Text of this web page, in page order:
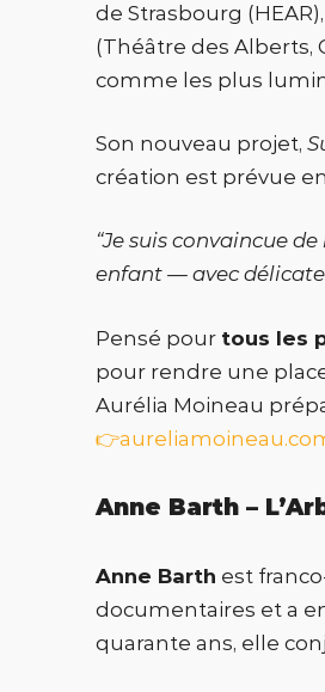
de Strasbourg
(Théâtre des Alberts,
comme les plus
Son nouveau projet,
création est prévue
“Je suis convaincue
enfant — avec
Pensé pour tous les
pour rendre une
Aurélia Moineau
Anne Barth –
Anne Barth est
documentaires et a
quarante ans, elle